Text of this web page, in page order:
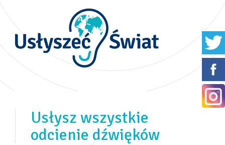
Usłysz wszystkie
odcienie dźwięków